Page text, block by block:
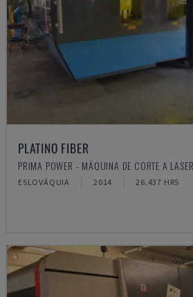
PLATINO FIBER
PRIMA POWER - MÁQUINA DE CORTE A
ESLOVÁQUIA 2014 26.437 HRS